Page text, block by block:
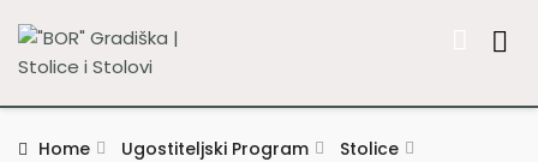
Home Ugostiteljski Program
Stolice